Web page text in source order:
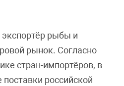
рыбы и
рынок. Согласно
стран-импортёров, в
российской